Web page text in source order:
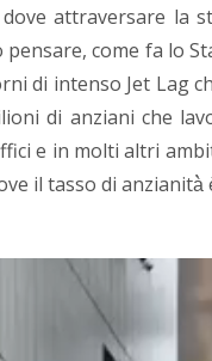
attraversare la
come fa lo
di intenso Jet Lag
di anziani che
e in molti altri
il tasso di anzianità̀